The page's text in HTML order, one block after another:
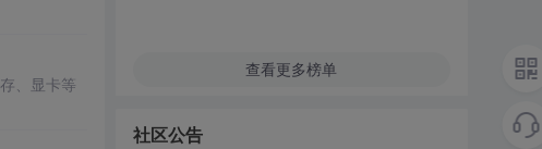
、显卡等
查看更多榜单
社区公告